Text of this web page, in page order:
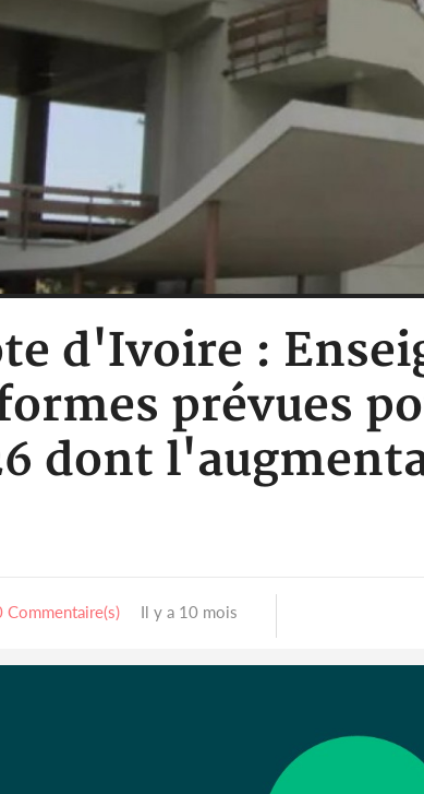
d'Ivoire :
prévues
dont
Commentaire(s) Il y a 10 mois